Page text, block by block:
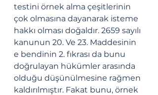
testini örnek alma çeşitlerinin
çok olmasına dayanarak isteme
hakkı olması doğaldır. 2659 sayılı
kanunun 20. Ve 23. Maddesinin
e bendinin 2. fıkrası da bunu
doğrulayan hükümler arasında
olduğu düşünülmesine rağmen
kaldırılmıştır. Fakat bunu, örnek